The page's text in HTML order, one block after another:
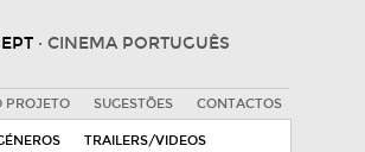
· CINEMA PORTUGUÊS
PROJETO SUGESTÕES CONTACTOS
TRAILERS/VIDEOS